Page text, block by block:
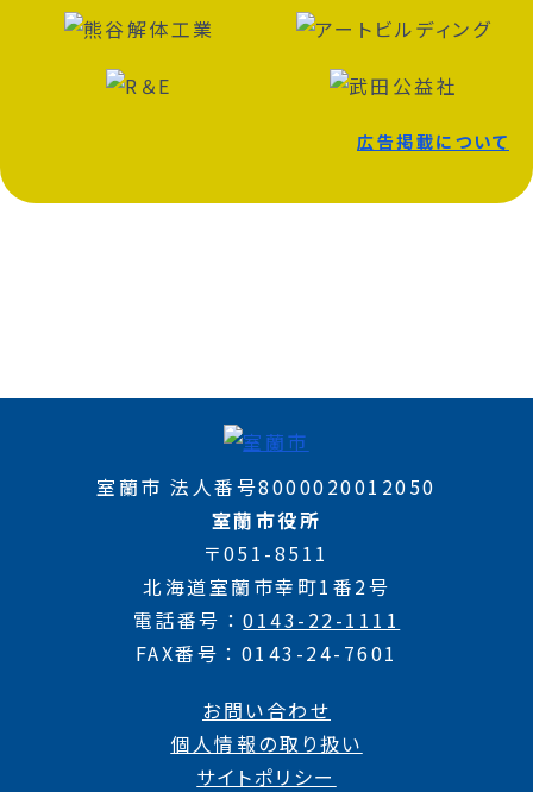
広告掲載について
室蘭市 法人番号8000020012050
室蘭市役所
〒051-8511
北海道室蘭市幸町1番2号
電話番号
0143-22-1111
FAX番号
0143-24-7601
お問い合わせ
個人情報の取り扱い
サイトポリシー